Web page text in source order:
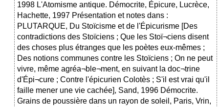
1998 L'Atomisme antique. Démocrite, Épicure, Lucrèce,
Hachette, 1997 Présentation et notes dans :
PLUTARQUE, Du Stoïcisme et de l'Épicurisme [Des
contradictions des Stoïciens ; Que les Stoï¬ciens disent
des choses plus étranges que les poètes eux-mêmes ;
Des notions communes contre les Stoïciens ; On ne peut
vivre, même agréa¬ble¬ment, en suivant la doc¬trine
d'Épi¬cure ; Contre l'épicurien Colotès ; S'il est vrai qu'il
faille mener une vie cachée], Sand, 1996 Démocrite.
Grains de poussière dans un rayon de soleil, Paris, Vrin,